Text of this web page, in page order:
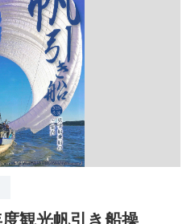
度観光帆引き船操